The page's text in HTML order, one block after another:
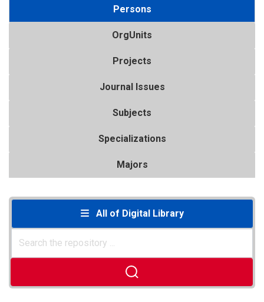
Persons
OrgUnits
Projects
Journal Issues
Subjects
Specializations
Majors
All of Digital Library